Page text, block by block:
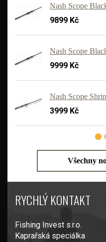
Nash Scope
9899 Kč
Nash Scope
9999 Kč
Nash Scope
3999 Kč
Všechny
RYCHLÝ KONTAKT
Fishing Invest s.r.o.
Kaprařská speciálka